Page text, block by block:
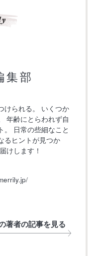
部
けられる。 いくつか
年齢にとらわれず自
。 日常の些細なこと
るヒントが見つか
けします！
著者の記事を見る